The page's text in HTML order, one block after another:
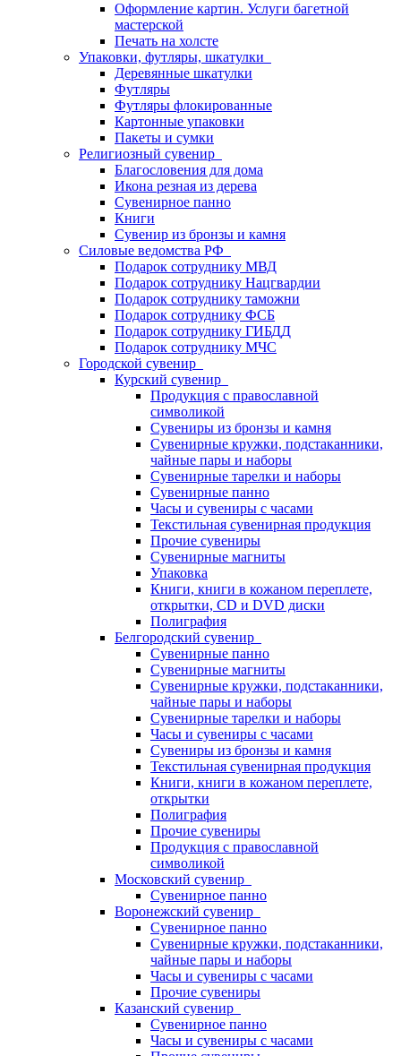
Оформление картин. Услуги багетной
мастерской
Печать на холсте
Упаковки, футляры, шкатулки
Деревянные шкатулки
Футляры
Футляры флокированные
Картонные упаковки
Пакеты и сумки
Религиозный сувенир
Благословения для дома
Икона резная из дерева
Сувенирное панно
Книги
Сувенир из бронзы и камня
Силовые ведомства РФ
Подарок сотруднику МВД
Подарок сотруднику Нацгвардии
Подарок сотруднику таможни
Подарок сотруднику ФСБ
Подарок сотруднику ГИБДД
Подарок сотруднику МЧС
Городской сувенир
Курский сувенир
Продукция с православной
символикой
Сувениры из бронзы и камня
Сувенирные кружки, подстаканники,
чайные пары и наборы
Сувенирные тарелки и наборы
Сувенирные панно
Часы и сувениры с часами
Текстильная сувенирная продукция
Прочие сувениры
Сувенирные магниты
Упаковка
Книги, книги в кожаном переплете,
открытки, CD и DVD диски
Полиграфия
Белгородский сувенир
Сувенирные панно
Сувенирные магниты
Сувенирные кружки, подстаканники,
чайные пары и наборы
Сувенирные тарелки и наборы
Часы и сувениры с часами
Сувениры из бронзы и камня
Текстильная сувенирная продукция
Книги, книги в кожаном переплете,
открытки
Полиграфия
Прочие сувениры
Продукция с православной
символикой
Московский сувенир
Сувенирное панно
Воронежский сувенир
Сувенирное панно
Сувенирные кружки, подстаканники,
чайные пары и наборы
Часы и сувениры с часами
Прочие сувениры
Казанский сувенир
Сувенирное панно
Часы и сувениры с часами